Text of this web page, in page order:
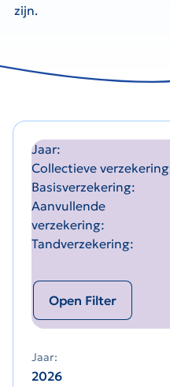
zijn.
Jaar
Collectieve verzekering
Basisverzekering
Aanvullende
verzekering
Tandverzekering
Open Filter
Jaar:
2026